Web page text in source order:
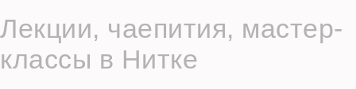
Лекции, чаепития, мастер-
классы в Нитке